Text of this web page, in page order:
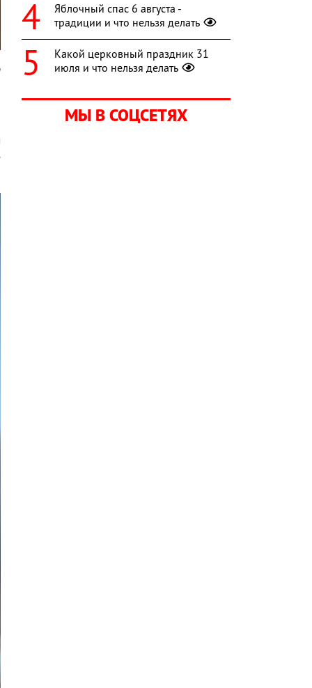
Яблочный спас 6 августа -
традиции и что нельзя делать
Какой церковный праздник 31
июля и что нельзя делать
МЫ В СОЦСЕТЯХ